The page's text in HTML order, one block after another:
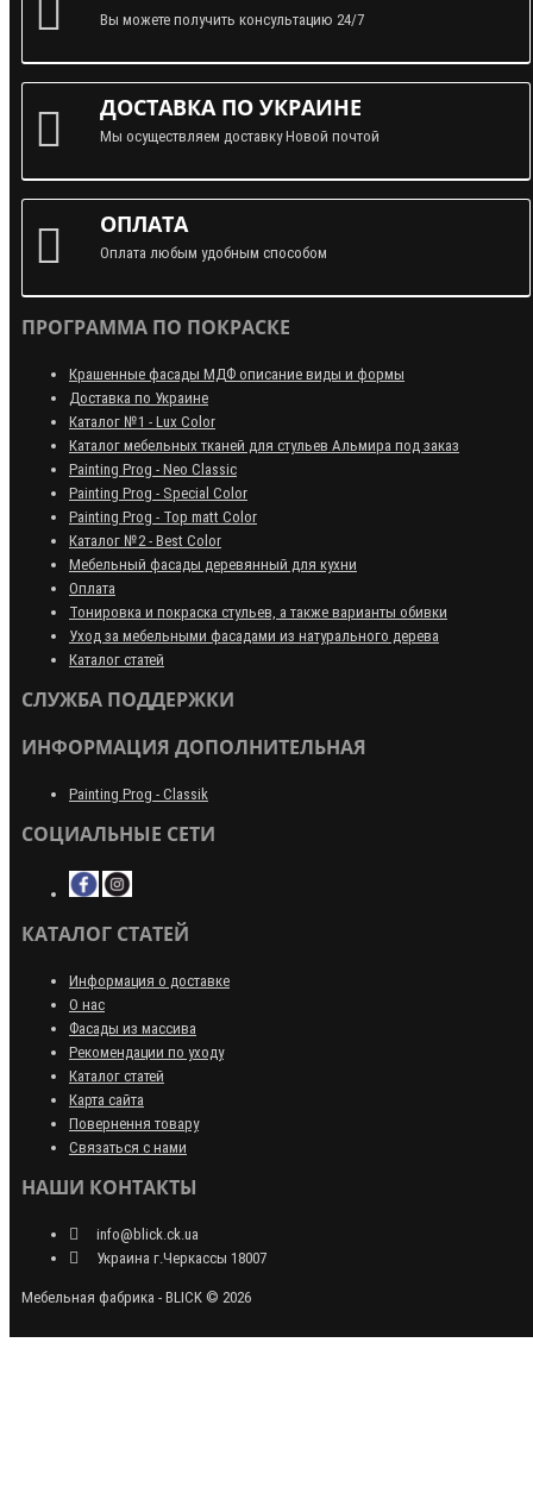
Вы можете получить консультацию 24/7
ДОСТАВКА ПО УКРАИНЕ
Мы осуществляем доставку Новой почтой
ОПЛАТА
Оплата любым удобным способом
ПРОГРАММА ПО ПОКРАСКЕ
Крашенные фасады МДФ описание виды и формы
Доставка по Украине
Каталог №1 - Lux Color
Каталог мебельных тканей для стульев Альмира под заказ
Painting Prog - Neo Classiс
Painting Prog - Special Color
Painting Prog - Top matt Color
Каталог №2 - Best Color
Мебельный фасады деревянный для кухни
Оплата
Тонировка и покраска стульев, а также варианты обивки
Уход за мебельными фасадами из натурального дерева
Каталог статей
СЛУЖБА ПОДДЕРЖКИ
ИНФОРМАЦИЯ ДОПОЛНИТЕЛЬНАЯ
Painting Prog - Classik
СОЦИАЛЬНЫЕ СЕТИ
КАТАЛОГ СТАТЕЙ
Информация о доставке
О нас
Фасады из массива
Рекомендации по уходу
Каталог статей
Карта сайта
Повернення товару
Связаться с нами
НАШИ КОНТАКТЫ
info@blick.ck.ua
Украина г.Черкассы 18007
Мебельная фабрика - BLICK © 2026